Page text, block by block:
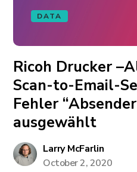
DATA
Ricoh Drucker
Scan-to-Email-
Fehler
ausgewählt
Larry McFarlin
October 2, 2020